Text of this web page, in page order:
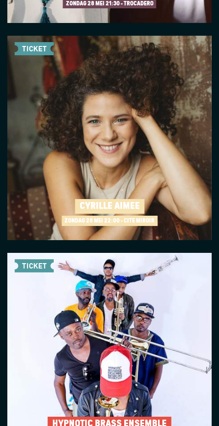
ZONDAG 28 MEI 21:30 - TROCADERO
CYRILLE AIMÉE
ZONDAG 28 MEI 22:00 - CITÉ MIROIR
TICKET
HYPNOTIC BRASS ENSEMBLE
TICKET